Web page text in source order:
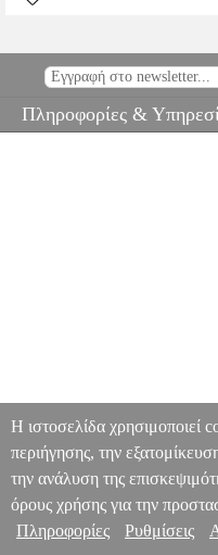
Πληροφορίες &
Η ιστοσελίδα χρησιμοποιεί
περιήγησης, την
την ανάλυση της
όρους χρήσης για την
Πληροφορίες
Ρυθμίσεις